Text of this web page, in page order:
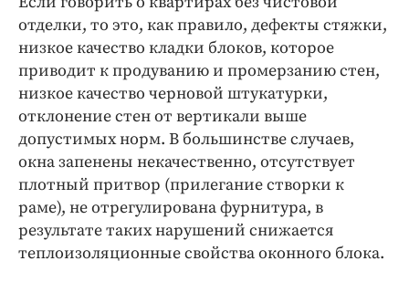
отделки, то это, как правило, дефекты стяжки,
низкое качество кладки блоков, которое
приводит к продуванию и промерзанию стен,
низкое качество черновой штукатурки,
отклонение стен от вертикали выше
допустимых норм. В большинстве случаев,
окна запенены некачественно, отсутствует
плотный притвор (прилегание створки к
раме), не отрегулирована фурнитура, в
результате таких нарушений снижается
теплоизоляционные свойства оконного блока.